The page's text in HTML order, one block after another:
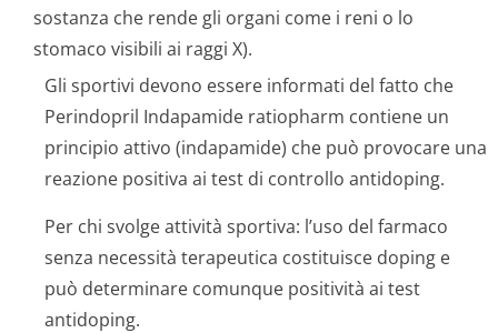
sostanza che rende gli organi come i reni o lo
stomaco visibili ai raggi X).
Gli sportivi devono essere informati del fatto che
Perindopril Indapamide ratiopharm contiene un
principio attivo (indapamide) che può provocare una
reazione positiva ai test di controllo antidoping.
Per chi svolge attività sportiva: l’uso del farmaco
senza necessità terapeutica costituisce doping e
può determinare comunque positività ai test
antidoping.